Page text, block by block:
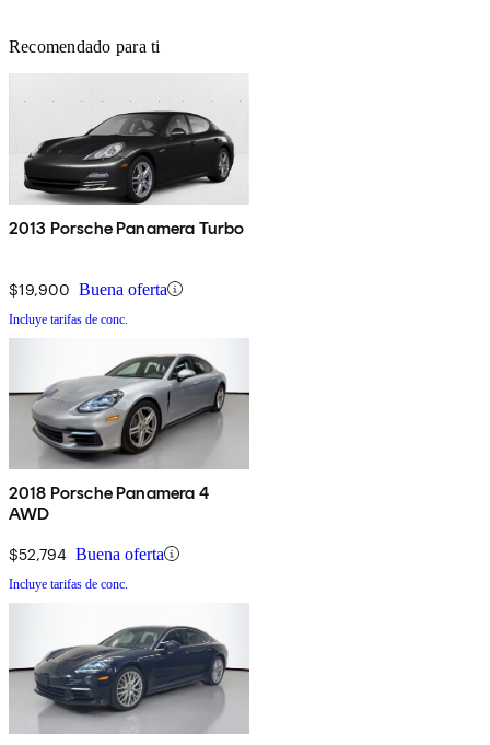
Recomendado para ti
2013 Porsche Panamera Turbo
$19,900 Buena oferta
Incluye tarifas de conc.
2018 Porsche Panamera 4
AWD
$52,794 Buena oferta
Incluye tarifas de conc.